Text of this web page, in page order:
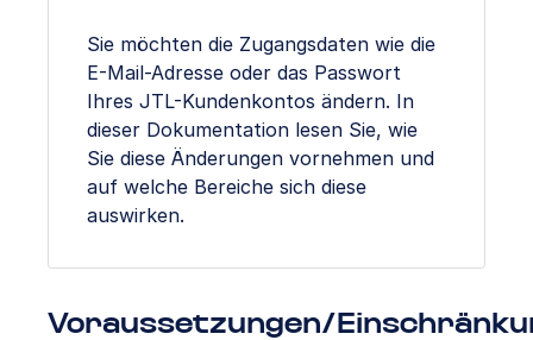
Sie möchten die Zugangsdaten wie die
E-Mail-Adresse oder das Passwort
Ihres JTL-Kundenkontos ändern. In
dieser Dokumentation lesen Sie, wie
Sie diese Änderungen vornehmen und
auf welche Bereiche sich diese
auswirken.
Voraussetzungen/